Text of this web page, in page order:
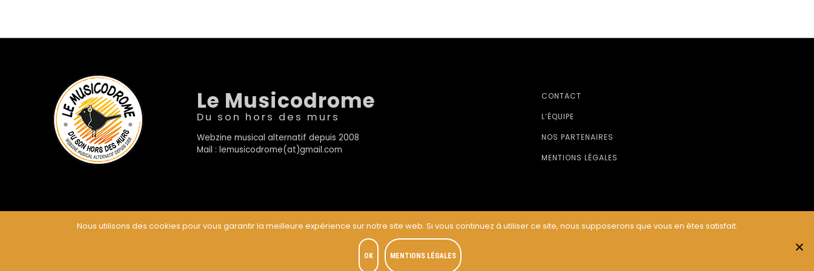
Le Musicodrome
Du son hors des murs
Webzine musical alternatif depuis 2008
Mail : lemusicodrome(at)gmail.com
CONTACT
L’ÉQUIPE
NOS PARTENAIRES
MENTIONS LÉGALES
Nous utilisons des cookies pour vous garantir la meilleure expérience sur notre site web. Si vous continuez à utiliser ce site, nous supposerons que vous en êtes satisfait.
OK MENTIONS LÉGALES